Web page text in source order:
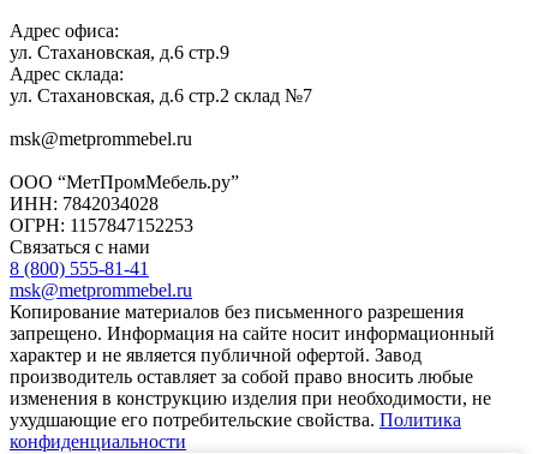
Адрес офиса:
ул. Стахановская, д.6 стр.9
Адрес склада:
ул. Стахановская, д.6 стр.2 склад №7
msk@metprommebel.ru
ООО “МетПромМебель.ру”
ИНН: 7842034028
ОГРН: 1157847152253
Связаться с нами
8 (800) 555-81-41
msk@metprommebel.ru
Копирование материалов без письменного разрешения
запрещено. Информация на сайте носит информационный
характер и не является публичной офертой. Завод
производитель оставляет за собой право вносить любые
изменения в конструкцию изделия при необходимости, не
ухудшающие его потребительские свойства. Политика
конфиденциальности